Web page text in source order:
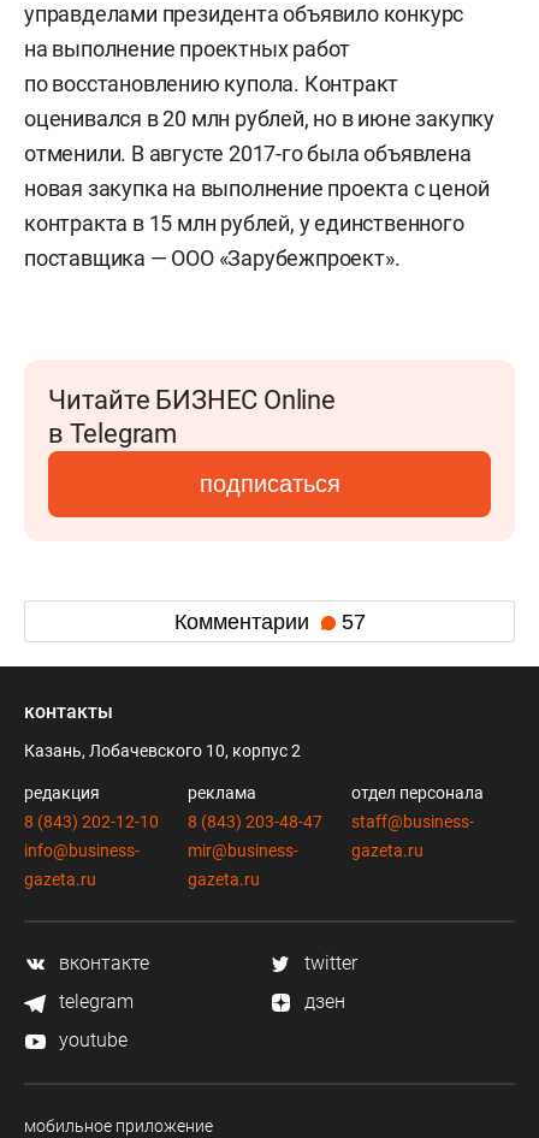
управделами президента объявило конкурс
на выполнение проектных работ
по восстановлению купола. Контракт
оценивался в 20 млн рублей, но в июне закупку
отменили. В августе 2017-го была объявлена
новая закупка на выполнение проекта с ценой
контракта в 15 млн рублей, у единственного
поставщика — ООО «Зарубежпроект».
Читайте БИЗНЕС Online
в Telegram
подписаться
Комментарии 57
контакты
Казань, Лобачевского 10, корпус 2
редакция
8 (843) 202-12-10
info@business-
gazeta.ru
реклама
8 (843) 203-48-47
mir@business-
gazeta.ru
отдел персонала
staff@business-
gazeta.ru
вконтакте
twitter
telegram
дзен
youtube
мобильное приложение